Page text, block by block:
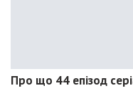
Про що 44 епізод